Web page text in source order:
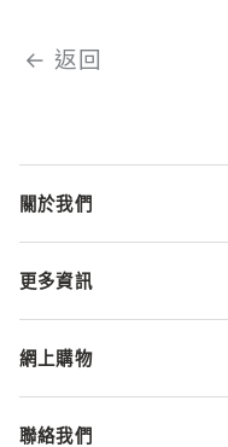
← 返回
關於我們
更多資訊
網上購物
聯絡我們